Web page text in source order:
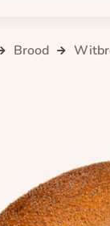
Brood